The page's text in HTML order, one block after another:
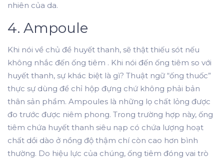
nhiên của da.
4. Ampoule
Khi nói về chủ đề huyết thanh, sẽ thật thiếu sót nếu
không nhắc đến ống tiêm . Khi nói đến ống tiêm so với
huyết thanh, sự khác biệt là gì? Thuật ngữ “ống thuốc”
thực sự dùng để chỉ hộp đựng chứ không phải bản
thân sản phẩm. Ampoules là những lọ chất lỏng được
đo trước được niêm phong. Trong trường hợp này, ống
tiêm chứa huyết thanh siêu nạp có chứa lượng hoạt
chất dồi dào ở nồng độ thậm chí còn cao hơn bình
thường. Do hiệu lực của chúng, ống tiêm đóng vai trò